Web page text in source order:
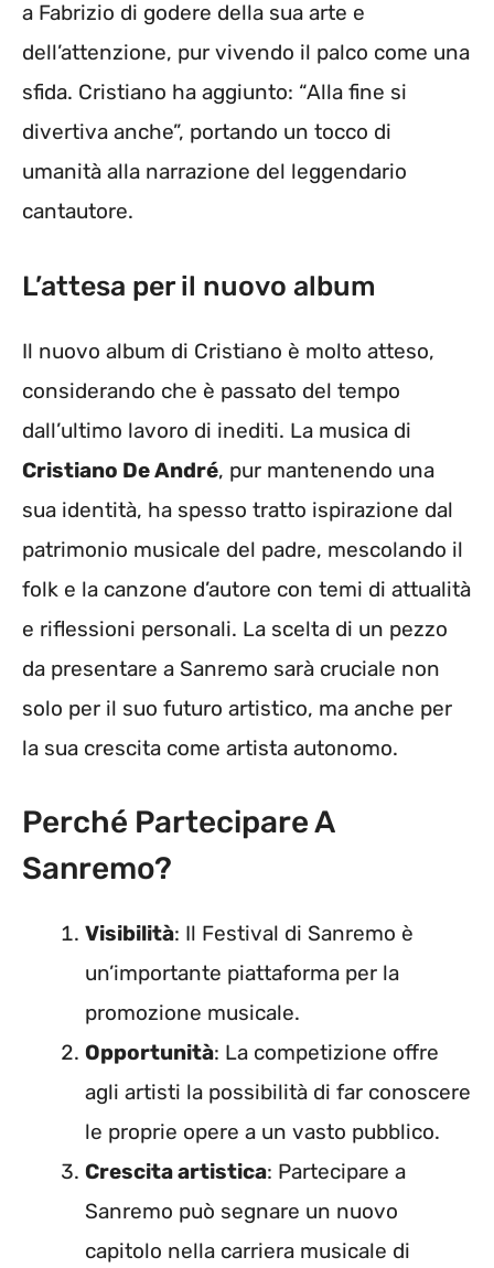
a Fabrizio di godere della sua arte e
dell’attenzione, pur vivendo il palco come una
sfida. Cristiano ha aggiunto: “Alla fine si
divertiva anche”, portando un tocco di
umanità alla narrazione del leggendario
cantautore.
L’attesa per il nuovo album
Il nuovo album di Cristiano è molto atteso,
considerando che è passato del tempo
dall’ultimo lavoro di inediti. La musica di
Cristiano De André, pur mantenendo una
sua identità, ha spesso tratto ispirazione dal
patrimonio musicale del padre, mescolando il
folk e la canzone d’autore con temi di attualità
e riflessioni personali. La scelta di un pezzo
da presentare a Sanremo sarà cruciale non
solo per il suo futuro artistico, ma anche per
la sua crescita come artista autonomo.
Perché Partecipare A
Sanremo?
Visibilità: Il Festival di Sanremo è
un’importante piattaforma per la
promozione musicale.
Opportunità: La competizione offre
agli artisti la possibilità di far conoscere
le proprie opere a un vasto pubblico.
Crescita artistica: Partecipare a
Sanremo può segnare un nuovo
capitolo nella carriera musicale di